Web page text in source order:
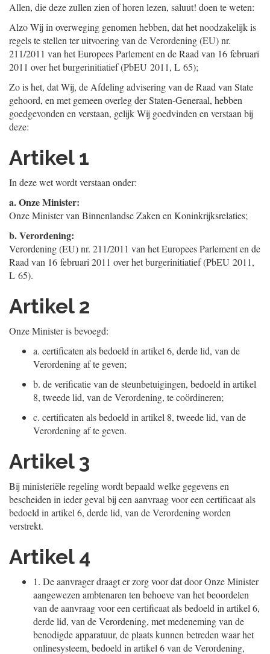
Allen, die deze zullen zien of horen lezen, saluut! doen te weten:
Alzo Wij in overweging genomen hebben, dat het noodzakelijk is
regels te stellen ter uitvoering van de Verordening (EU) nr.
211/2011 van het Europees Parlement en de Raad van 16 februari
2011 over het burgerinitiatief (PbEU 2011, L 65);
Zo is het, dat Wij, de Afdeling advisering van de Raad van State
gehoord, en met gemeen overleg der Staten-Generaal, hebben
goedgevonden en verstaan, gelijk Wij goedvinden en verstaan bij
deze:
Artikel 1
In deze wet wordt verstaan onder:
a.Onze Minister:
Onze Minister van Binnenlandse Zaken en Koninkrijksrelaties;
b.Verordening:
Verordening (EU) nr. 211/2011 van het Europees Parlement en de
Raad van 16 februari 2011 over het burgerinitiatief (PbEU 2011,
L 65).
Artikel 2
Onze Minister is bevoegd:
a. certificaten als bedoeld in artikel 6, derde lid, van de
Verordening af te geven;
b. de verificatie van de steunbetuigingen, bedoeld in artikel
8, tweede lid, van de Verordening, te coördineren;
c. certificaten als bedoeld in artikel 8, tweede lid, van de
Verordening af te geven.
Artikel 3
Bij ministeriële regeling wordt bepaald welke gegevens en
bescheiden in ieder geval bij een aanvraag voor een certificaat als
bedoeld in artikel 6, derde lid, van de Verordening worden
verstrekt.
Artikel 4
1. De aanvrager draagt er zorg voor dat door Onze Minister
aangewezen ambtenaren ten behoeve van het beoordelen
van de aanvraag voor een certificaat als bedoeld in artikel 6,
derde lid, van de Verordening, met medeneming van de
benodigde apparatuur, de plaats kunnen betreden waar het
onlinesysteem, bedoeld in artikel 6 van de Verordening,